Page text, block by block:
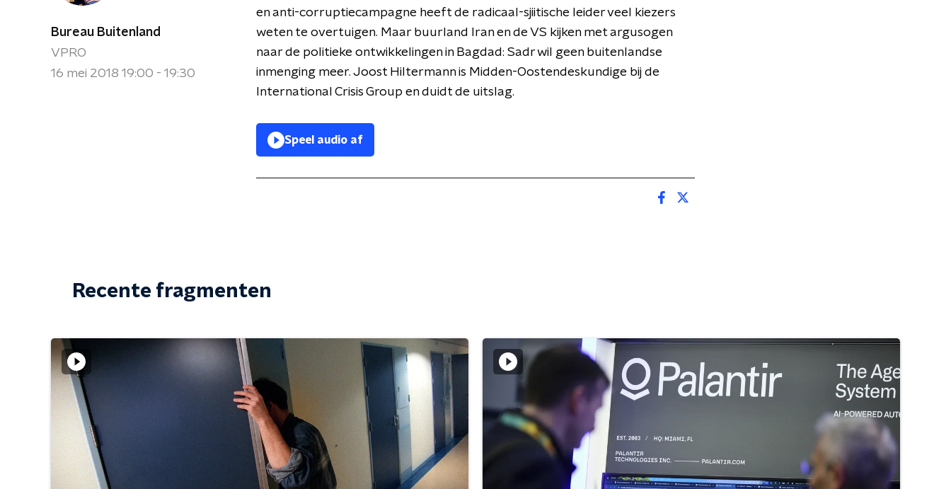
Bureau Buitenland
VPRO
16 mei 2018 19:00 - 19:30
en anti-corruptiecampagne heeft de radicaal-sjiitische leider veel kiezers
weten te overtuigen. Maar buurland Iran en de VS kijken met argusogen
naar de politieke ontwikkelingen in Bagdad: Sadr wil geen buitenlandse
inmenging meer. Joost Hiltermann is Midden-Oostendeskundige bij de
International Crisis Group en duidt de uitslag.
Speel audio af
Recente fragmenten